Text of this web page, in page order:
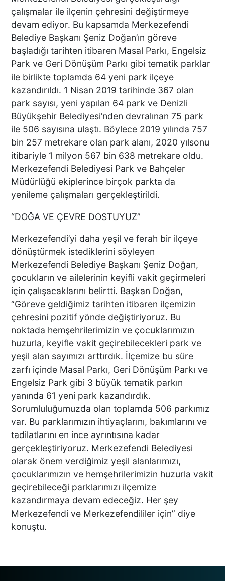
AZRAİL’E “ELDEN SONRA
GEL” DEDİ! OKEYE DEVAM
ETTİ
DENİZLİ’DEN TATİLE GİDEN
GRUBUN GÖZÜ ÖNÜNDE
TEKNE ÇALIŞANLARI
BİRBİRİNE GİRDİ!
ÜNLÜ YÖNETMEN EZEL
AKAY’A ŞOK OPERASYON!
KARDEŞİYLE GÖZALTINA
ALINDI
DENİZLİ’DE ÇARPIŞMANIN
ŞİDDETİYLE SAVRULDU! 5
BAŞKAN ERDOĞAN, SON
SÜRAT ÜYE VE ESNAF
ZİYARETLERİNE DEVAM
EDİYOR
Macron’lu Tanıtım Filmi
Sosyal Medyayı Salladı
DENİZLİ’DE YAĞMUR
TRAFİĞİ BU HALE GETİRDİ
DENİZLİ BAROSU VE
AVUKATLARIN
İŞYERLERİNDE ARAMA
YAPILIYOR
YANLARINDAYDI
çalışmalar ile ilçenin çehresini değiştirmeye
devam ediyor. Bu kapsamda Merkezefendi
Belediye Başkanı Şeniz Doğan’ın göreve
başladığı tarihten itibaren Masal Parkı, Engelsiz
Park ve Geri Dönüşüm Parkı gibi tematik parklar
ile birlikte toplamda 64 yeni park ilçeye
kazandırıldı. 1 Nisan 2019 tarihinde 367 olan
park sayısı, yeni yapılan 64 park ve Denizli
Büyükşehir Belediyesi’nden devralınan 75 park
ile 506 sayısına ulaştı. Böylece 2019 yılında 757
bin 257 metrekare olan park alanı, 2020 yılsonu
itibariyle 1 milyon 567 bin 638 metrekare oldu.
Merkezefendi Belediyesi Park ve Bahçeler
Müdürlüğü ekiplerince birçok parkta da
yenileme çalışmaları gerçekleştirildi.
“DOĞA VE ÇEVRE DOSTUYUZ”
Merkezefendi’yi daha yeşil ve ferah bir ilçeye
dönüştürmek istediklerini söyleyen
Merkezefendi Belediye Başkanı Şeniz Doğan,
çocukların ve ailelerinin keyifli vakit geçirmeleri
için çalışacaklarını belirtti. Başkan Doğan,
“Göreve geldiğimiz tarihten itibaren ilçemizin
çehresini pozitif yönde değiştiriyoruz. Bu
noktada hemşehrilerimizin ve çocuklarımızın
huzurla, keyifle vakit geçirebilecekleri park ve
yeşil alan sayımızı arttırdık. İlçemize bu süre
zarfı içinde Masal Parkı, Geri Dönüşüm Parkı ve
Engelsiz Park gibi 3 büyük tematik parkın
yanında 61 yeni park kazandırdık.
Sorumluluğumuzda olan toplamda 506 parkımız
var. Bu parklarımızın ihtiyaçlarını, bakımlarını ve
tadilatlarını en ince ayrıntısına kadar
gerçekleştiriyoruz. Merkezefendi Belediyesi
olarak önem verdiğimiz yeşil alanlarımızı,
çocuklarımızın ve hemşehrilerimizin huzurla vakit
geçirebileceği parklarımızı ilçemize
kazandırmaya devam edeceğiz. Her şey
Merkezefendi ve Merkezefendililer için” diye
konuştu.